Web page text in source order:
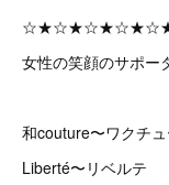
女性の笑顔のサポー
和couture〜ワクチ
Liberté〜リベルテ